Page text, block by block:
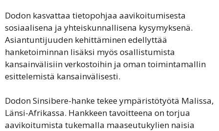
Dodon kasvattaa tietopohjaa aavikoitumisesta
sosiaalisena ja yhteiskunnallisena kysymyksenä.
Asiantuntijuuden kehittäminen edellyttää
hanketoiminnan lisäksi myös osallistumista
kansainvälisiin verkostoihin ja oman toimintamallin
esittelemistä kansainvälisesti.
Dodon Sinsibere-hanke tekee ympäristötyötä Malissa,
Länsi-Afrikassa. Hankkeen tavoitteena on torjua
aavikoitumista tukemalla maaseutukylien naisia